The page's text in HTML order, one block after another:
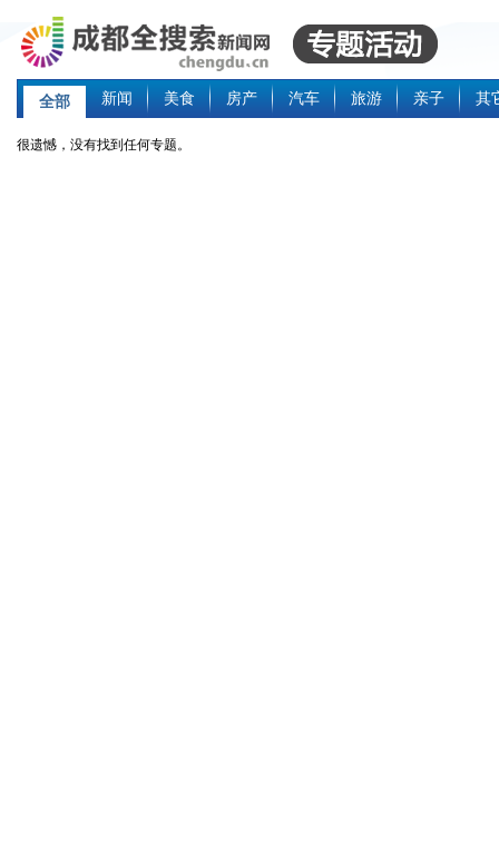
全部 新闻 美食 房产 汽车 旅游 亲子 其
很遗憾，没有找到任何专题。